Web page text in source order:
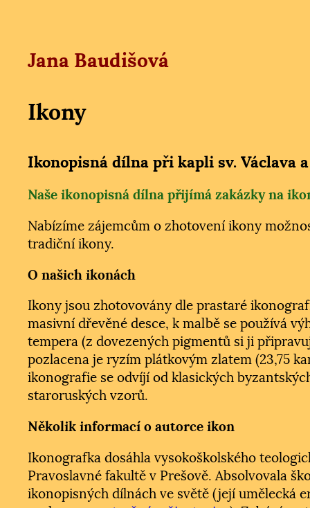
Jana Baudišová
Ikony
Ikonopisná dílna při kapli sv. Václava
Naše ikonopisná dílna přijímá zakázky na
Nabízíme zájemcům o zhotovení ikony
tradiční ikony.
O našich ikonách
Ikony jsou zhotovovány dle prastaré
masivní dřevěné desce, k malbě se používá
tempera (z dovezených pigmentů si ji
pozlacena je ryzím plátkovým zlatem (23,75
ikonografie se odvíjí od klasických
staroruských vzorů.
Několik informací o autorce ikon
Ikonografka dosáhla vysokoškolského
Pravoslavné fakultě v Prešově. Absolvovala
ikonopisných dílnách ve světě (její umělecká